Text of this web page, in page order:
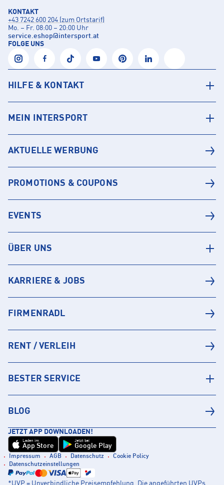
KONTAKT
+43 7242 600 204 (zum Ortstarif)
Mo. – Fr. 08:00 – 20:00 Uhr
service.eshop@intersport.at
FOLGE UNS
HILFE & KONTAKT
MEIN INTERSPORT
AKTUELLE WERBUNG
PROMOTIONS & COUPONS
EVENTS
ÜBER UNS
KARRIERE & JOBS
FIRMENRADL
RENT / VERLEIH
BESTER SERVICE
BLOG
JETZT APP DOWNLOADEN!
Laden im
App Store
Jetzt bei
Google Play
Impressum AGB Datenschutz
Cookie Policy
Datenschutzeinstellungen